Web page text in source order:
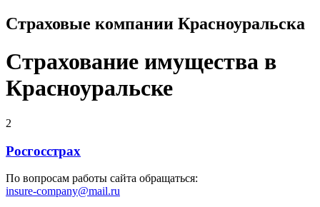
Страховые компании Красноуральска
Страхование имущества в
Красноуральске
2
Росгосстрах
По вопросам работы сайта обращаться:
insure-company@mail.ru